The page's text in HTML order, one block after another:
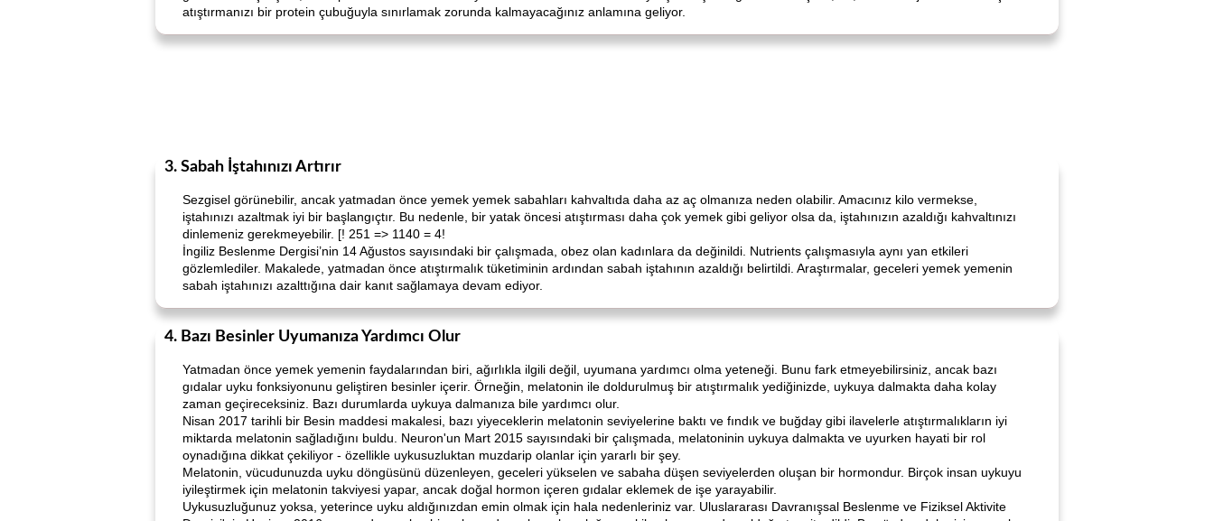
atıştırmanızı bir protein çubuğuyla sınırlamak zorunda kalmayacağınız anlamına geliyor.
3. Sabah İştahınızı Artırır
Sezgisel görünebilir, ancak yatmadan önce yemek yemek sabahları kahvaltıda daha az aç olmanıza neden olabilir. Amacınız kilo vermekse,
iştahınızı azaltmak iyi bir başlangıçtır. Bu nedenle, bir yatak öncesi atıştırması daha çok yemek gibi geliyor olsa da, iştahınızın azaldığı kahvaltınızı
dinlemeniz gerekmeyebilir. [! 251 => 1140 = 4!
İngiliz Beslenme Dergisi’nin 14 Ağustos sayısındaki bir çalışmada, obez olan kadınlara da değinildi. Nutrients çalışmasıyla aynı yan etkileri
gözlemlediler. Makalede, yatmadan önce atıştırmalık tüketiminin ardından sabah iştahının azaldığı belirtildi. Araştırmalar, geceleri yemek yemenin
sabah iştahınızı azalttığına dair kanıt sağlamaya devam ediyor.
4. Bazı Besinler Uyumanıza Yardımcı Olur
Yatmadan önce yemek yemenin faydalarından biri, ağırlıkla ilgili değil, uyumana yardımcı olma yeteneği. Bunu fark etmeyebilirsiniz, ancak bazı
gıdalar uyku fonksiyonunu geliştiren besinler içerir. Örneğin, melatonin ile doldurulmuş bir atıştırmalık yediğinizde, uykuya dalmakta daha kolay
zaman geçireceksiniz. Bazı durumlarda uykuya dalmanıza bile yardımcı olur.
Nisan 2017 tarihli bir Besin maddesi makalesi, bazı yiyeceklerin melatonin seviyelerine baktı ve fındık ve buğday gibi ilavelerle atıştırmalıkların iyi
miktarda melatonin sağladığını buldu. Neuron'un Mart 2015 sayısındaki bir çalışmada, melatoninin uykuya dalmakta ve uyurken hayati bir rol
oynadığına dikkat çekiliyor - özellikle uykusuzluktan muzdarip olanlar için yararlı bir şey.
Melatonin, vücudunuzda uyku döngüsünü düzenleyen, geceleri yükselen ve sabaha düşen seviyelerden oluşan bir hormondur. Birçok insan uykuyu
iyileştirmek için melatonin takviyesi yapar, ancak doğal hormon içeren gıdalar eklemek de işe yarayabilir.
Uykusuzluğunuz yoksa, yeterince uyku aldığınızdan emin olmak için hala nedenleriniz var. Uluslararası Davranışsal Beslenme ve Fiziksel Aktivite